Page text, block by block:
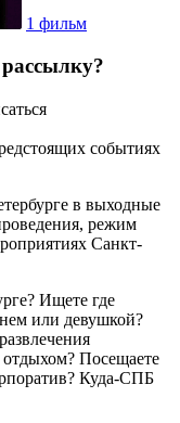
1 фильм
событиях
в выходные
режим
Санкт-
Ищете где
или девушкой?
Посещаете
Куда-СПБ